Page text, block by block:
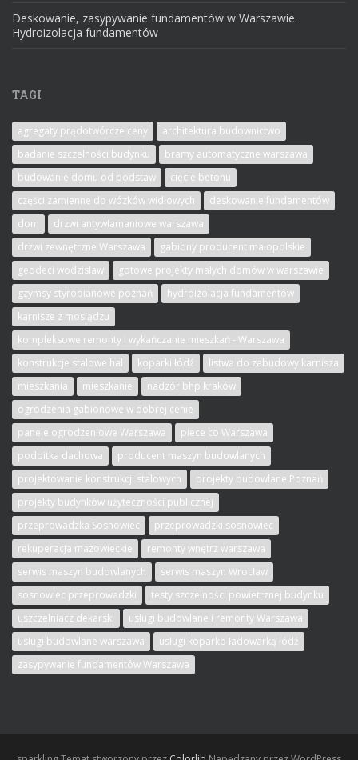
Deskowanie, zasypywanie fundamentów w Warszawie.
Hydroizolacja fundamentów
TAGI
agregaty prądotwórcze ceny
architektura budownictwo
badanie szczelności budynku
bramy automatyczne warszawa
budowanie domu od podstaw
cięcie betonu
części zamienne do wózków widłowych
deskowanie fundamentów
dom
drzwi antywłamaniowe warszawa
drzwi zewnętrzne Warszawa
gabiony producent małopolskie
geodeci wodzisław
gotowe projekty małych domów w warszawie
gzymsy styropianowe poznań
hydroizolacja fundamentów
karnisze z mosiądzu
kompleksowe remonty i wykańczanie mieszkań - Warszawa
konstrukcje stalowe hal
koparki łódź
listwa do zabudowy karnisza
mieszkania
mieszkanie
nadzór bhp kraków
ogrodzenia gabionowe w dobrej cenie
panele ogrodzeniowe Warszawa
piece co Warszawa
podbitka dachowa
producent maszyn budowlanych
projektowanie konstrukcji stalowych
projekty budowlane Poznań
projekty budynków użyteczności publicznej
przeprowadzka Sosnowiec
przeprowadzki sosnowiec
rekuperacja mazowieckie
remonty wnętrz warszawa
serwis maszyn budowlanych
serwis maszyn Wrocław
sosnowiec przeprowadzki
testy szczelności powietrznej budynku
uszczelniacz dekarski
usługi budowlane i remonty Warszawa
usługi budowlane warszawa
usługi koparko ładowarką łódź
zasypywanie fundamentów Warszawa